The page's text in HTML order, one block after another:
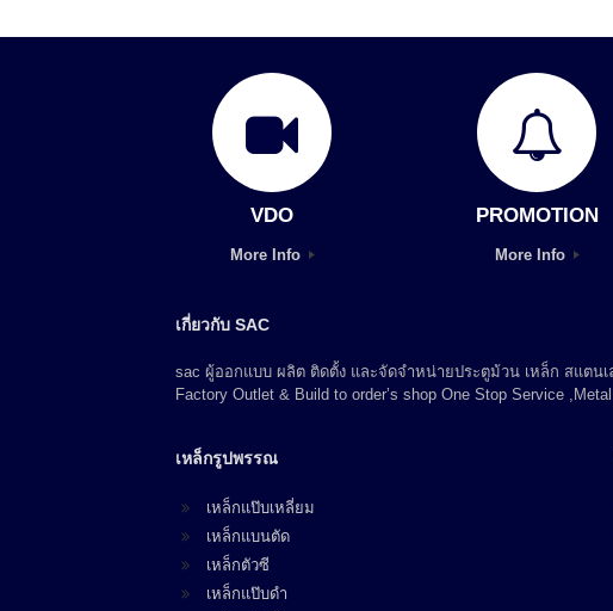
VDO
More Info
PROMOTION
More Info
เกี่ยวกับ SAC
sac ผู้ออกแบบ ผลิต ติดตั้ง และจัดจำหน่ายประตูม้วน เหล็ก สแตน
Factory Outlet & Build to order’s shop One Stop Service
เหล็กรูปพรรณ
เหล็กแป๊บเหลี่ยม
เหล็กแบนตัด
เหล็กตัวซี
เหล็กแป๊บดำ